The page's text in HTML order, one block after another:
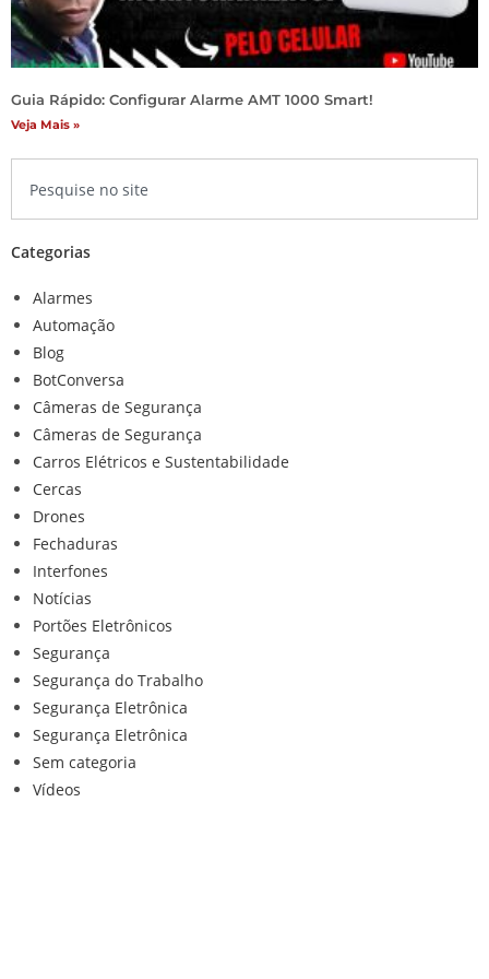
Guia Rápido: Configurar Alarme AMT 1000 Smart!
Veja Mais »
Categorias
Alarmes
Automação
Blog
BotConversa
Câmeras de Segurança
Câmeras de Segurança
Carros Elétricos e Sustentabilidade
Cercas
Drones
Fechaduras
Interfones
Notícias
Portões Eletrônicos
Segurança
Segurança do Trabalho
Segurança Eletrônica
Segurança Eletrônica
Sem categoria
Vídeos